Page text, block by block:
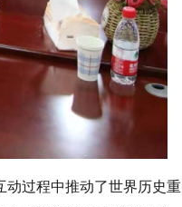
动过程中推动了世界历史重